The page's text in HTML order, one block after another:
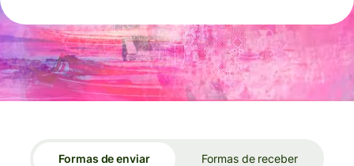
Formas de enviar Formas de receber